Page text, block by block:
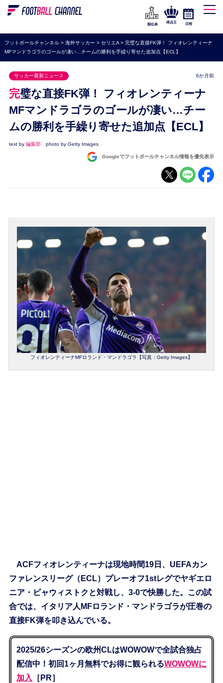
WEリーグ
海外サッカー
プレミアリーグ
ラ・リーガ
セリエA
ブンデスリーガ
UEFA
ナショナルチーム
順位表
得点王 日程
フットボールチャンネル> 海外サッカー > セリエA> 完璧な直接FK弾！ フィオレンティーナ
MFマンドラゴラのゴールが凄い…チームの勝利を手繰り寄せた追加点【ECL】
サッカー最新ニュース 6か月前
完璧な直接FK弾！ フィオレンティーナ
MFマンドラゴラのゴールが凄い…チー
ムの勝利を手繰り寄せた追加点【ECL】
text by 編集部 photo by Getty Images
Googleでフットボールチャンネル情報を優先表示
フィオレンティーナMFロランド・マンドラゴラ【写真：Getty Images】
ACFフィオレンティーナは現地時間19日、UEFAカン
ファレンスリーグ（ECL）プレーオフ1stレグでヤギエロ
ニア・ビャウィストクと対戦し、3-0で快勝した。この試
合では、イタリア人MFロランド・マンドラゴラが圧巻の
直接FK弾を叩き込んでいる。
2025/26シーズンの欧州CLはWOWOWで全試合独占
配信中！初回1ヶ月無料でお得に観られるWOWOWに
加入
［PR］